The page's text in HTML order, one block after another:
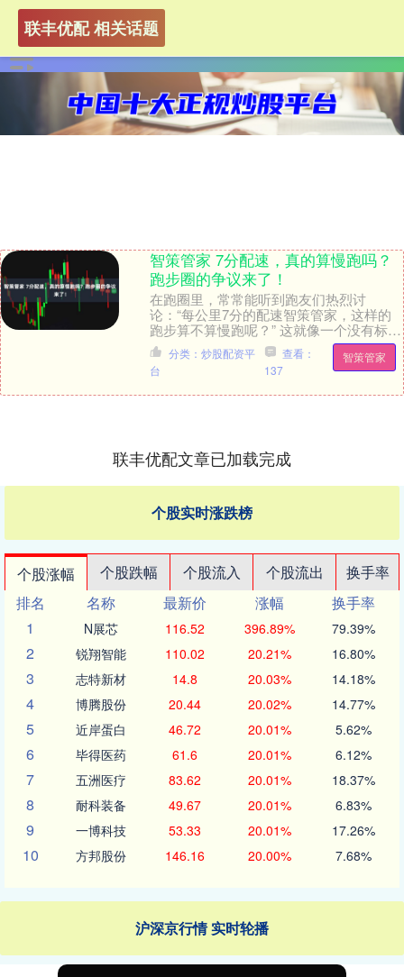
联丰优配 相关话题
智策管家 7分配速，真的算慢跑吗？
跑步圈的争议来了！
在跑圈里，常常能听到跑友们热烈讨
论：“每公里7分的配速智策管家，这样的
跑步算不算慢跑呢？” 这就像一个没有标准
答案的谜题，引得大家争论不休。 慢和快
的定义，在跑....
智策管家
分类：炒股配资平
台
查看：
137
联丰优配文章已加载完成
个股实时涨跌榜
个股涨幅 个股跌幅 个股流入 个股流出
换手率
排名
名称 最新价 涨幅
换手率
1
N展芯 116.52 396.89% 79.39%
2 锐翔智能 110.02 20.21% 16.80%
3 志特新材 14.8 20.03% 14.18%
4 博腾股份 20.44 20.02% 14.77%
5 近岸蛋白 46.72 20.01% 5.62%
6 毕得医药 61.6 20.01% 6.12%
7 五洲医疗 83.62 20.01% 18.37%
8 耐科装备 49.67 20.01% 6.83%
9 一博科技 53.33 20.01% 17.26%
10 方邦股份 146.16 20.00% 7.68%
沪深京行情 实时轮播